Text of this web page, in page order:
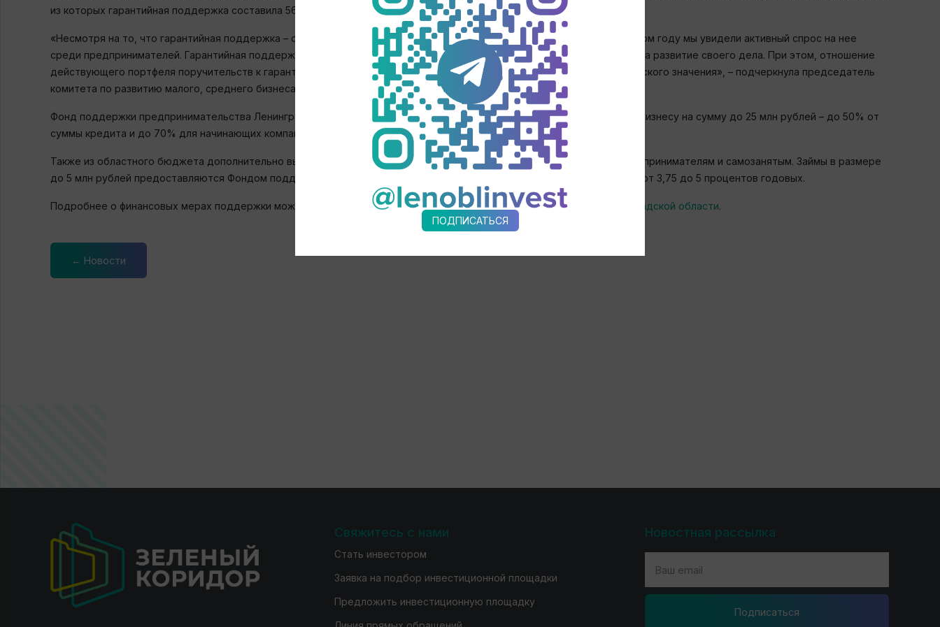
из которых гарантийная поддержка составила 567 тысяч рублей.
«Несмотря на то, что гарантийная поддержка – одна их давних мер, предоставляемых в Ленинградской области, в этом году мы увидели активный спрос на нее
среди предпринимателей. Гарантийная поддержка даёт надежную государственную опору при получении кредитов на развитие своего дела. При этом, отношение
действующего портфеля поручительств к гарантийному капиталу в Ленинградской области на 30% выше общероссийского значения», – подчеркнула председатель
комитета по развитию малого, среднего бизнеса и потребительского рынка Светлана Нерушай.
Фонд поддержки предпринимательства Ленинградской области предоставляет поручительства малому и среднему бизнесу на сумму до 25 млн рублей – до 50% от
суммы кредита и до 70% для начинающих компаний.
Также из областного бюджета дополнительно выделено 28 млн рублей на выдачу микрозаймов малым, средним предпринимателям и самозанятым. Займы в размере
до 5 млн рублей предоставляются Фондом поддержки предпринимательства Ленобласти на срок до 3 лет по ставке от 3,75 до 5 процентов годовых.
Подробнее о финансовых мерах поддержки можно узнать на сайте Фонда поддержки предпринимательства Ленинградской области.
← Новости
Свяжитесь с нами
Стать инвестором
Заявка на подбор инвестиционной площадки
Предложить инвестиционную площадку
Новостная рассылка
Подпиcаться
ПОДПИСАТЬСЯ